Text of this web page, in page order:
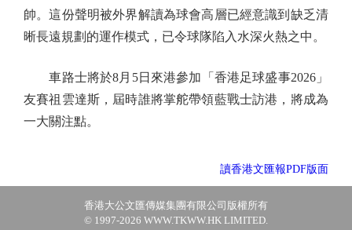
帥。這份聲明被外界解讀為球會高層已經意識到缺乏清
晰長遠規劃的運作模式，已令球隊陷入水深火熱之中。
車路士將於8月5日來港參加「香港足球盛事2026」
友賽祖雲達斯，屆時誰將掌舵帶領藍戰士訪港，將成為
一大關注點。
讀香港文匯報PDF版面
香港大公文匯傳媒集團有限公司版權所有
© 1997-2026 WWW.TKWW.HK LIMITED.